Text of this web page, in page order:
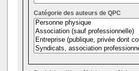
Catégorie des auteurs de QPC